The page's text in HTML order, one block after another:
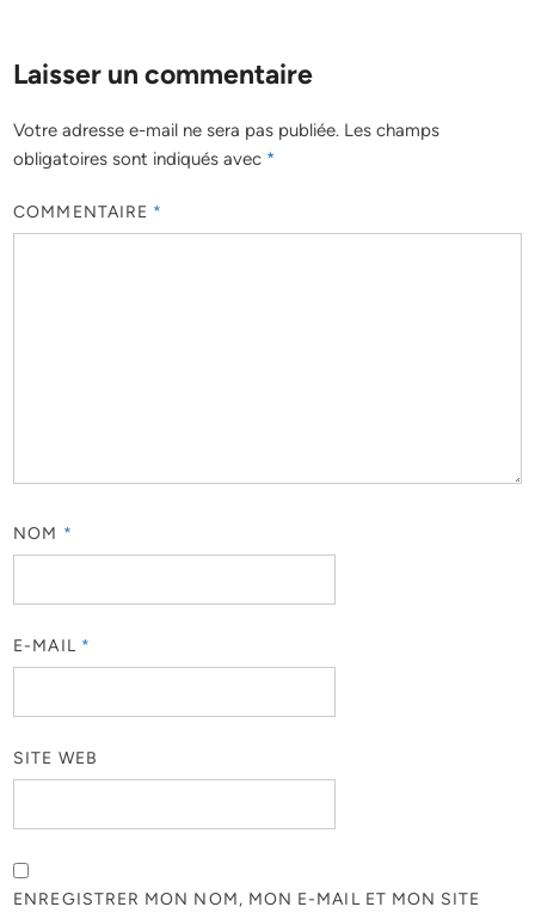
Laisser un commentaire
Votre adresse e-mail ne sera pas publiée. Les champs
obligatoires sont indiqués avec *
COMMENTAIRE *
NOM *
E-MAIL *
SITE WEB
ENREGISTRER MON NOM, MON E-MAIL ET MON SITE